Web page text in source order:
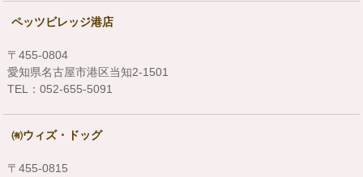
ペッツビレッジ港店
〒455-0804
愛知県名古屋市港区当知2-1501
TEL：052-655-5091
㈲ウィズ・ドッグ
〒455-0815